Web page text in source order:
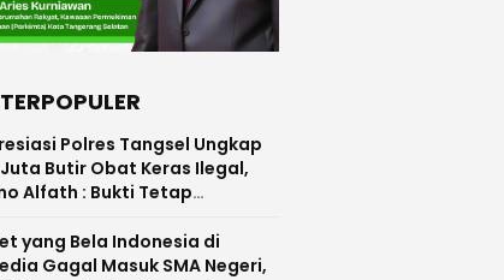
Polres Tangsel Ungkap
Butir Obat Keras Ilegal,
Alfath : Bukti Tetap
yang Bela Indonesia di
Gagal Masuk SMA Negeri,